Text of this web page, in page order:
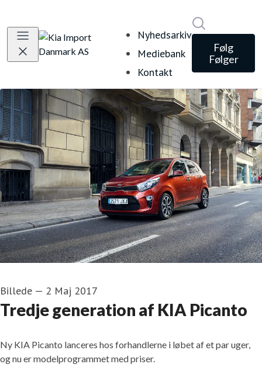
Nyhedsarkiv
Mediebank
Kontakt
Følg
Følger
Billede — 2 Maj 2017
Tredje generation af KIA Picanto
Ny KIA Picanto lanceres hos forhandlerne i løbet af et par uger,
og nu er modelprogrammet med priser.